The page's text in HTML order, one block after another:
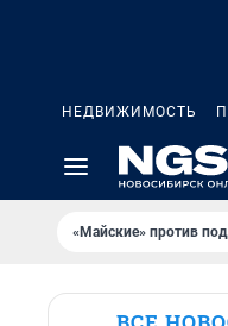
НЕДВИЖИМОСТЬ
«Майские» против